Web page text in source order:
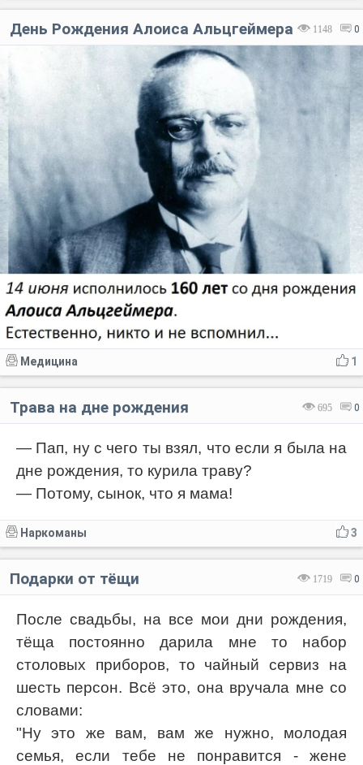
1148 0
День Рождения Алоиса Альцгеймера
1
Медицина
695 0
Трава на дне рождения
— Пап, ну с чего ты взял, что если я была на
дне рождения, то курила траву?
— Потому, сынок, что я мама!
3
Наркоманы
1719 0
Подарки от тёщи
После свадьбы, на все мои дни рождения,
тёща постоянно дарила мне то набор
столовых приборов, то чайный сервиз на
шесть персон. Всё это, она вручала мне со
словами:
"Ну это же вам, вам же нужно, молодая
семья, если тебе не понравится - жене